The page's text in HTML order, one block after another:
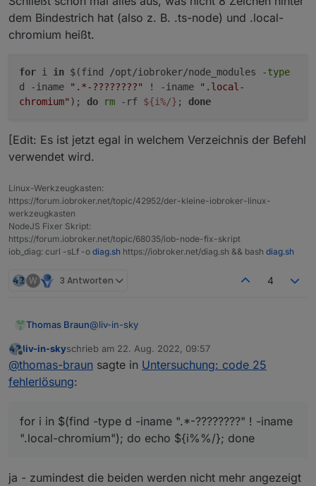
dann ausgabedurchsehen, ob das gefundene diese
"wirren" namen am ende hat hat z.b.: "./.node-red-
chromium")
weiß nicht, ob dir das gefällt - umständlich - aber
puppeteer user und evtl noch user mit zusätzlichen
npm modulen
dem Bindestrich hat (also z. B. .ts-node) und .local-
chromium heißt.
for i in $(find /opt/iobroker/node_modules -type
d -iname
".*-????????" ! -iname
".local-
chromium" ); do rm -rf ${i%/} ; done
[Edit: Es ist jetzt egal in welchem Verzeichnis der Befehl
verwendet wird.
Linux-Werkzeugkasten:
https://forum.iobroker.net/topic/42952/der-kleine-iobroker-linux-
werkzeugkasten
NodeJS Fixer Skript:
https://forum.iobroker.net/topic/68035/iob-node-fix-skript
iob_diag: curl -sLf -o diag.sh https://iobroker.net/diag.sh && bash diag.sh
W 3 Antworten 4
Thomas Braun@liv-in-sky
Funktionert der?
Schließt schon mal alles aus, was nicht 8
der Befehl verwendet wird.
Offline
liv-in-skyschrieb am 22. Aug. 2022, 09:57
zuletzt editiert von
@thomas-braun sagte in Untersuchung: code 25
fehlerlösung:
for i in $(find -type d -iname ".*-????????" ! -iname
".local-chromium"); do echo ${i%%/}; done
ja - zumindest die beiden werden nicht mehr angezeigt